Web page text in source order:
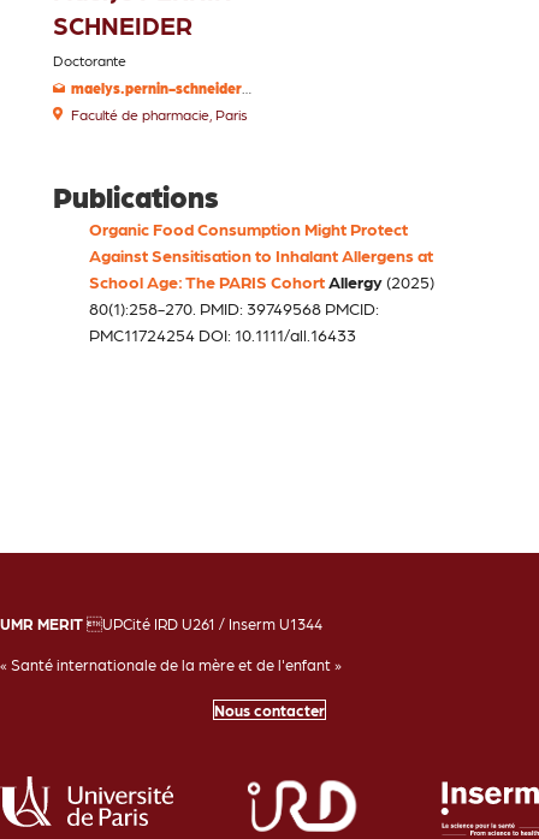
SCHNEIDER
Doctorante
Faculté de pharmacie, Paris
Publications
Organic Food Consumption Might Protect
Against Sensitisation to Inhalant Allergens at
School Age: The PARIS Cohort Allergy(2025)
80(1):258-270. PMID: 39749568 PMCID:
PMC11724254 DOI: 10.1111/all.16433
UMR MERIT UPCité IRD U261 / Inserm U1344
« Santé internationale de la mère et de l'enfant »
Nous contacter